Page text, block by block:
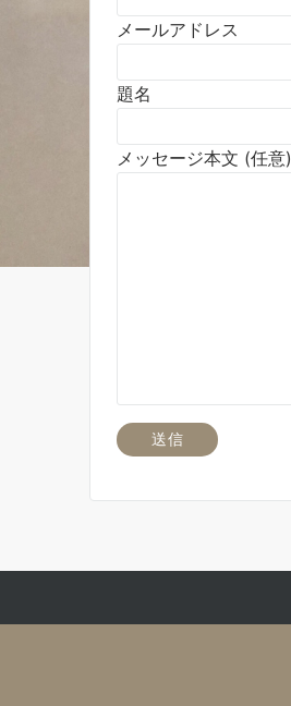
メールアドレス
題名
メッセージ本文 (任意)